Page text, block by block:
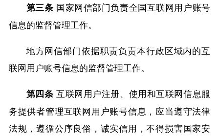
第三条 国家网信部门负责全国互联网用户账号
信息的监督管理工作。
地方网信部门依据职责负责本行政区域内的互
联网用户账号信息的监督管理工作。
第四条 互联网用户注册、使用和互联网信息服
务提供者管理互联网用户账号信息，应当遵守法律
法规，遵循公序良俗，诚实信用，不得损害国家安